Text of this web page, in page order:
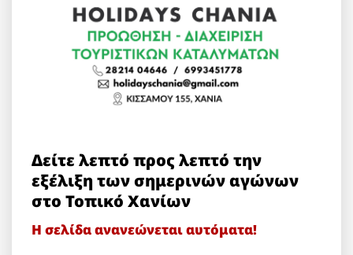
Δείτε λεπτό προς λεπτό την
εξέλιξη των σημερινών αγώνων
στο Τοπικό Χανίων
Η σελίδα ανανεώνεται αυτόματα!